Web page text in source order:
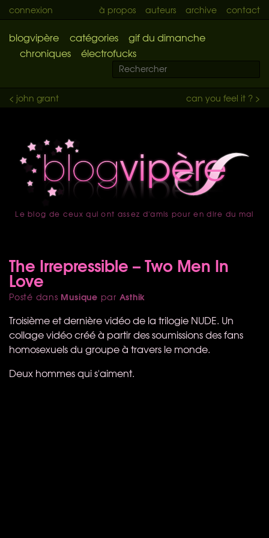
connexion à propos auteurs archive contact
blogvipère catégories
gif du dimanche
chroniques
électrofucks
can you feel it ? >
< john grant
accueil
Le blog de ceux qui ont assez d'amis pour en dire du mal
The Irrepressible – Two Men In
Love
Posté dans Musique par Asthik
Troisième et dernière vidéo de la trilogie NUDE. Un
collage vidéo créé à partir des soumissions des fans
homosexuels du groupe à travers le monde.
Deux hommes qui s'aiment.